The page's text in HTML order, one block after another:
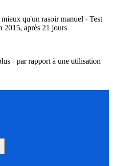
qu'un rasoir manuel - Test
2015, après 21 jours
- par rapport à une utilisation